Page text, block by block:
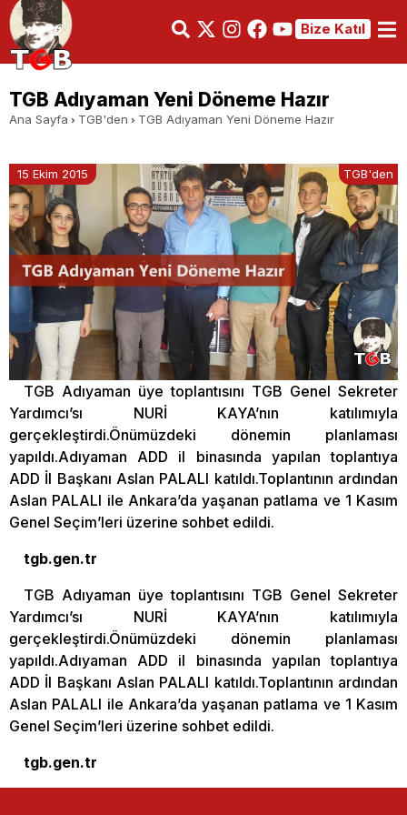
Bize Katıl
TGB Adıyaman Yeni Döneme Hazır
Ana Sayfa TGB'den TGB Adıyaman Yeni Döneme Hazır
15 Ekim 2015 TGB'den
TGB Adıyaman üye toplantısını TGB Genel Sekreter
Yardımcı’sı NURİ KAYA’nın katılımıyla
gerçekleştirdi.Önümüzdeki dönemin planlaması
yapıldı.Adıyaman ADD il binasında yapılan toplantıya
ADD İl Başkanı Aslan PALALI katıldı.Toplantının ardından
Aslan PALALI ile Ankara’da yaşanan patlama ve 1 Kasım
Genel Seçim’leri üzerine sohbet edildi.
tgb.gen.tr
TGB Adıyaman üye toplantısını TGB Genel Sekreter
Yardımcı’sı NURİ KAYA’nın katılımıyla
gerçekleştirdi.Önümüzdeki dönemin planlaması
yapıldı.Adıyaman ADD il binasında yapılan toplantıya
ADD İl Başkanı Aslan PALALI katıldı.Toplantının ardından
Aslan PALALI ile Ankara’da yaşanan patlama ve 1 Kasım
Genel Seçim’leri üzerine sohbet edildi.
tgb.gen.tr